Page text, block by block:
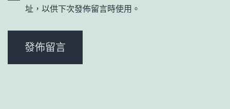
址，以供下次發佈留言時使用。